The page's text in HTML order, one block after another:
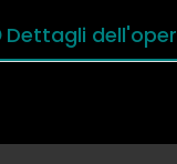
Dettagli